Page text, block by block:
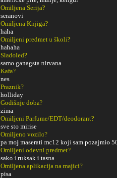
Omiljena Serija?
seranovi
Omiljena Knjiga?
haha
Omiljeni predmet u školi?
hahaha
Sladoled?
samo ganagsta nirvana
Kafa?
nes
Praznik?
holliday
Godišnje doba?
zima
Omiljeni Parfume/EDT/deodorant?
sve sto mirise
Omiljeno vozilo?
pa moj maserati mc12 koji sam pozajmio
Omiljeni odevni predmet?
sako i ruksak i tasna
Omiljena aplikacija na majici?
pisa